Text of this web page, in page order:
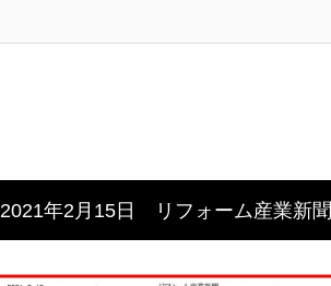
2021年2月15日 リフォーム産業新聞